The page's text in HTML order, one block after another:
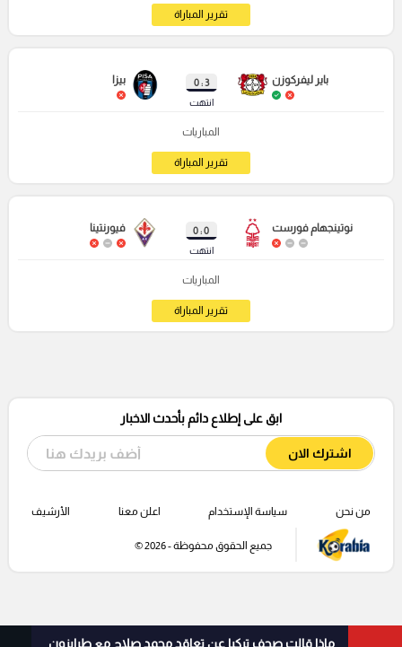
تقرير المباراة
باير ليفركوزن
3 : 0
انتهت
بيزا
المباريات
تقرير المباراة
نوتينجهام فورست
0 : 0
انتهت
فيورنتينا
المباريات
تقرير المباراة
ماذا قالت صحف تركيا عن تعاقد محمد صلاح مع طرابزون
ابق على إطلاع دائم بأحدث الاخبار
اشترك الان
من نحن سياسة الإستخدام اعلن معنا الأرشيف
جميع الحقوق محفوظة - 2026 ©